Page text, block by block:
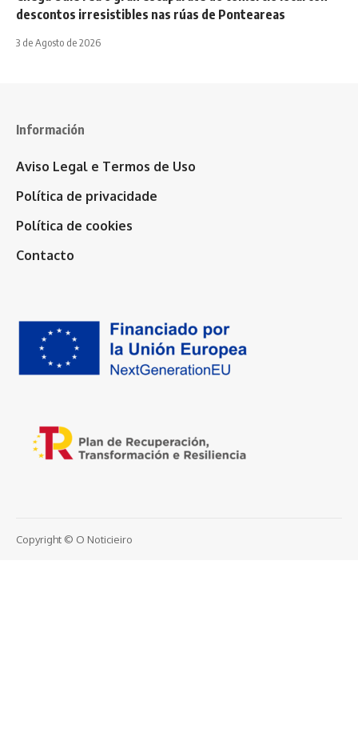
descontos irresistibles nas rúas de Ponteareas
3 de Agosto de 2026
Información
Aviso Legal e Termos de Uso
Política de privacidade
Política de cookies
Contacto
Copyright © O Noticieiro